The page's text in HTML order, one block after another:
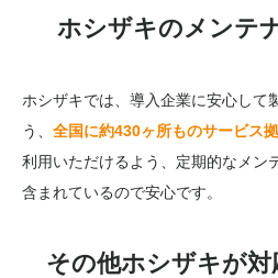
ホシザキのメンテ
ホシザキでは、導入企業に安心して
う、 全国に約430ヶ所ものサービス
利用いただけるよう、定期的なメン
含まれているので安心です。
その他ホシザキが